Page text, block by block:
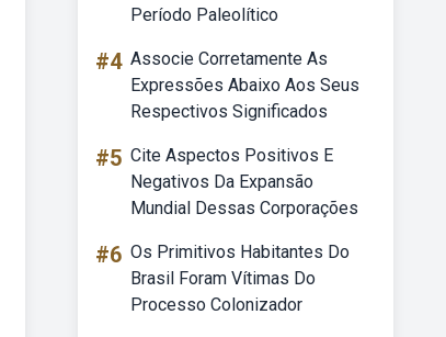
Período Paleolítico
#4 Associe Corretamente As
Expressões Abaixo Aos Seus
Respectivos Significados
#5 Cite Aspectos Positivos E
Negativos Da Expansão
Mundial Dessas Corporações
#6 Os Primitivos Habitantes Do
Brasil Foram Vítimas Do
Processo Colonizador